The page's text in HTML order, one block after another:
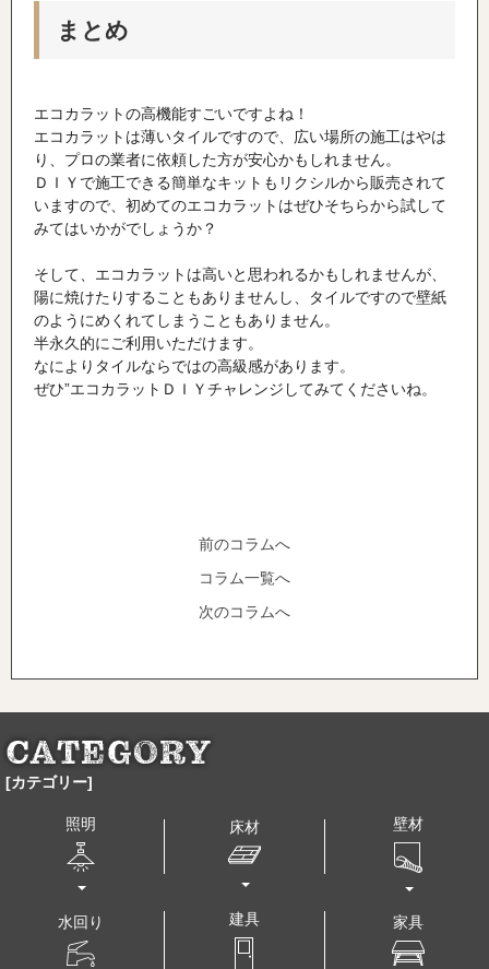
まとめ
エコカラットの高機能すごいですよね！
エコカラットは薄いタイルですので、広い場所の施工はやは
り、プロの業者に依頼した方が安心かもしれません。
ＤＩＹで施工できる簡単なキットもリクシルから販売されて
いますので、初めてのエコカラットはぜひそちらから試して
みてはいかがでしょうか？
そして、エコカラットは高いと思われるかもしれませんが、
陽に焼けたりすることもありませんし、タイルですので壁紙
のようにめくれてしまうこともありません。
半永久的にご利用いただけます。
なによりタイルならではの高級感があります。
ぜひ”エコカラットＤＩＹチャレンジしてみてくださいね。
前のコラムへ
コラム一覧へ
次のコラムへ
[カテゴリー]
照明 床材 壁材
水回り 建具 家具